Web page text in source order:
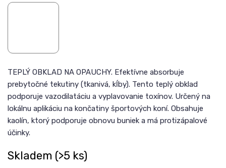
Skladem (>5 ks)
TEPLÝ OBKLAD NA OPAUCHY. Efektívne absorbuje
prebytočné tekutiny (tkanivá, kĺby). Tento teplý obklad
podporuje vazodilatáciu a vyplavovanie toxínov. Určený na
lokálnu aplikáciu na končatiny športových koní. Obsahuje
kaolín, ktorý podporuje obnovu buniek a má protizápalové
účinky.